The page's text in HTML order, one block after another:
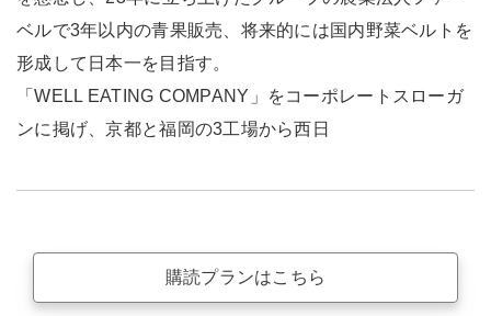
ベルで3年以内の青果販売、将来的には国内野菜ベルトを
形成して日本一を目指す。
「WELL EATING COMPANY」をコーポレートスローガ
ンに掲げ、京都と福岡の3工場から西日
購読プランはこちら